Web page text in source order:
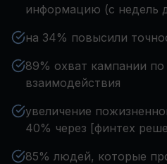
информацию (с недель
на 34% повысили
89% охват кампании
взаимодействия
увеличение
40% через [финтех
85% людей, которые